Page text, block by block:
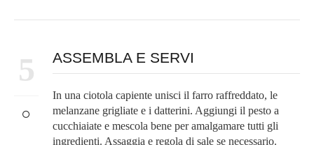
5 ASSEMBLA E SERVI
In una ciotola capiente unisci il farro raffreddato, le
melanzane grigliate e i datterini. Aggiungi il pesto a
cucchiaiate e mescola bene per amalgamare tutti gli
ingredienti. Assaggia e regola di sale se necessario.